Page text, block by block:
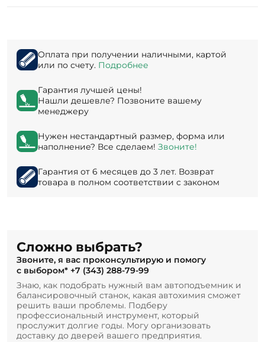
Оплата при получении наличными, картой
или по счету. Подробнее
Гарантия лучшей цены!
Нашли дешевле? Позвоните вашему
менеджеру
Нужен нестандартный размер, форма или
наполнение? Все сделаем! Звоните!
Гарантия от 6 месяцев до 3 лет. Возврат
товара в полном соответствии с законом
Сложно выбрать?
Звоните, я вас проконсультирую и помогу
с выбором* +7 (343) 288-79-99
Знаю, как подобрать нужный вам автоподъемник и
балансировочный станок, какая автохимия сможет
решить ваши проблемы. Подберу
профессиональный инструмент, который
прослужит долгие годы. Могу организовать
доставку до дверей вашего предприятия.